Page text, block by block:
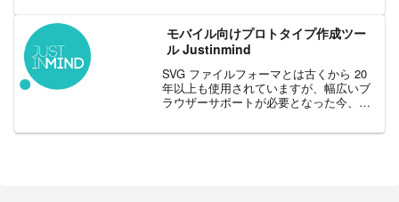
ドロップ形式のクイズまで、14 種類のク
イズを見てい...
モバイル向けプロトタイプ作成ツー
ル Justinmind
SVG ファイルフォーマとは古くから 20
年以上も使用されていますが、幅広いブ
ラウザーサポートが必要となった今、再
注目を集めている理由として、画像の劣